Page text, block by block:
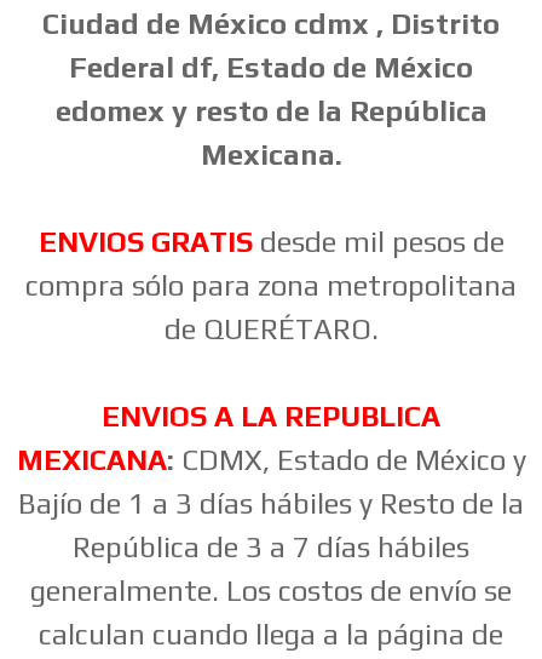
Ciudad de México cdmx , Distrito
Federal df, Estado de México
edomex y resto de la República
Mexicana.
ENVIOS GRATISdesde mil pesos de
compra sólo para zona metropolitana
de QUERÉTARO.
ENVIOS A LA REPUBLICA
MEXICANA: CDMX, Estado de México y
Bajío de 1 a 3 días hábiles y Resto de la
República de 3 a 7 días hábiles
generalmente. Los costos de envío se
calculan cuando llega a la página de